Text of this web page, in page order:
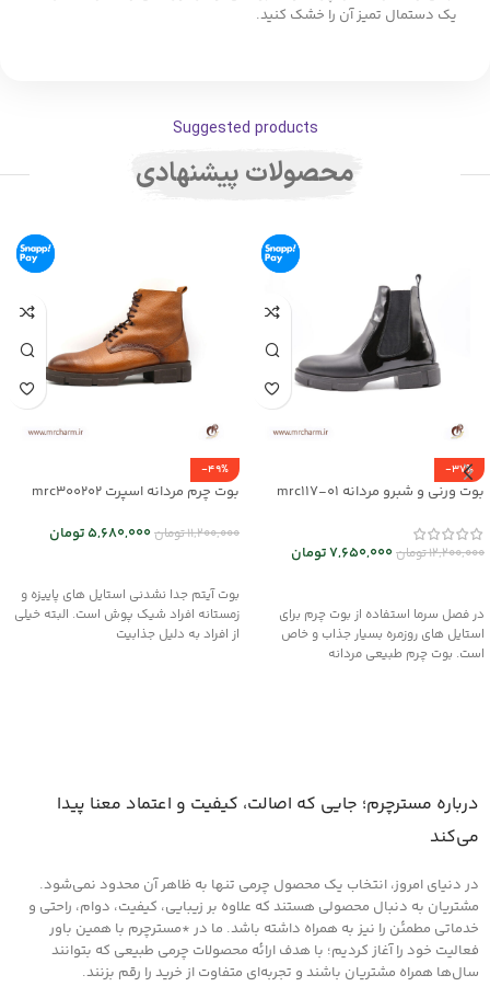
یک دستمال تمیز آن را خشک کنید.
Suggested products
محصولات پیشنهادی
-37%
بوت ورنی و شبرو مردانه mrc117-01
12,200,000تومان7,650,000تومان
در فصل سرما استفاده از بوت چرم برای
استایل های روزمره بسیار جذاب و خاص
است. بوت چرم طبیعی مردانه
-49%
بوت چرم مردانه اسپرت mrc300202
11,200,000تومان5,680,000تومان
بوت آیتم جدا نشدنی استایل های پاییزه و
زمستانه افراد شیک پوش است. البته خیلی
از افراد به دلیل جذابیت
درباره مسترچرم؛ جایی که اصالت، کیفیت و اعتماد معنا پیدا
می‌کند
در دنیای امروز، انتخاب یک محصول چرمی تنها به ظاهر آن محدود نمی‌شود.
مشتریان به دنبال محصولی هستند که علاوه بر زیبایی، کیفیت، دوام، راحتی و
خدماتی مطمئن را نیز به همراه داشته باشد. ما در *مسترچرم با همین باور
فعالیت خود را آغاز کردیم؛ با هدف ارائه محصولات چرمی طبیعی که بتوانند
سال‌ها همراه مشتریان باشند و تجربه‌ای متفاوت از خرید را رقم بزنند.